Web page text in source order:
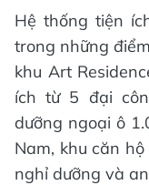
Về thiết kế,
giải pháp mở
thay vì chiều